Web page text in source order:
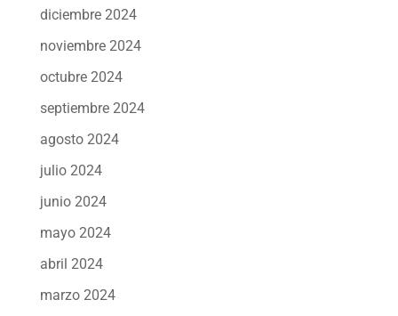
diciembre 2024
noviembre 2024
octubre 2024
septiembre 2024
agosto 2024
julio 2024
junio 2024
mayo 2024
abril 2024
marzo 2024